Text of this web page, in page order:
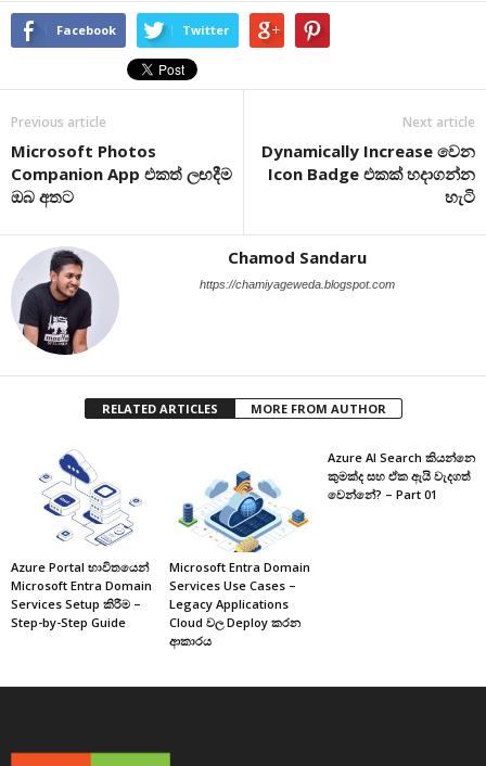
Facebook Twitter
Previous article
Microsoft Photos
Companion App එකත් ලඟදීම
ඔබ අතට
Next article
Dynamically Increase වෙන
Icon Badge එකක් හදාගන්න
හැටි
Chamod Sandaru
https://chamiyageweda.blogspot.com
RELATED ARTICLES MORE FROM AUTHOR
Azure Portal භාවිතයෙන්
Microsoft Entra Domain
Services Setup කිරීම –
Step-by-Step Guide
Microsoft Entra Domain
Services Use Cases –
Legacy Applications
Cloud වල Deploy කරන
ආකාරය
Azure AI Search කියන්නෙ
කුමක්ද සහ ඒක ඇයි වැදගත්
වෙන්නේ? – Part 01